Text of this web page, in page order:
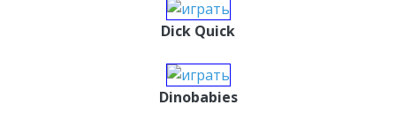
Dick Quick
Dinobabies